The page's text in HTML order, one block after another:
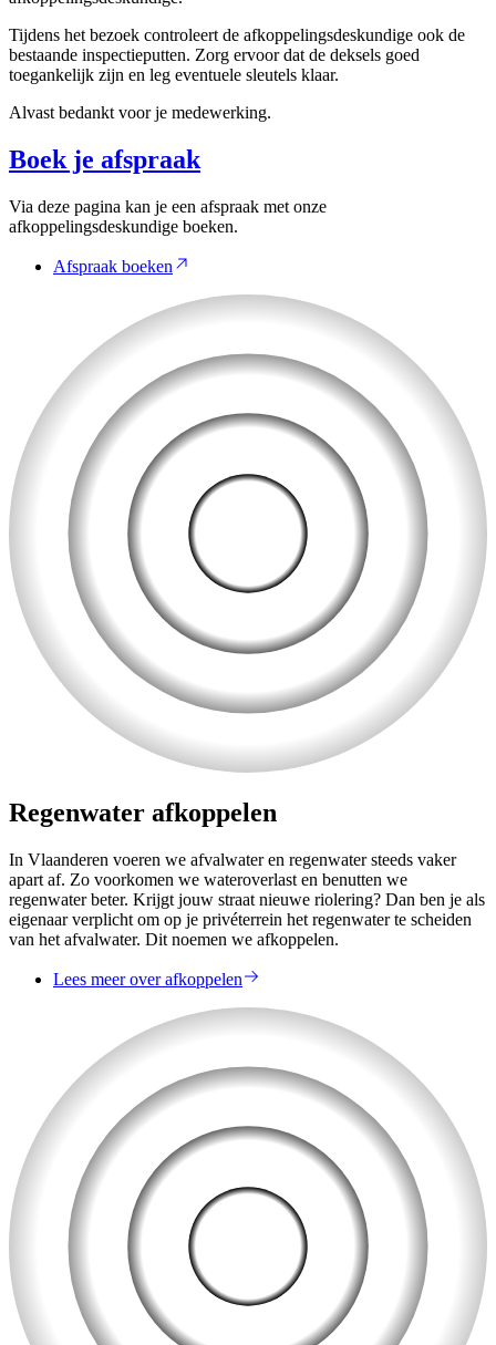
Tijdens het bezoek controleert de afkoppelingsdeskundige ook de
bestaande inspectieputten. Zorg ervoor dat de deksels goed
toegankelijk zijn en leg eventuele sleutels klaar.
Alvast bedankt voor je medewerking.
Boek je afspraak
Via deze pagina kan je een afspraak met onze
afkoppelingsdeskundige boeken.
Afspraak boeken
Regenwater afkoppelen
In Vlaanderen voeren we afvalwater en regenwater steeds vaker
apart af. Zo voorkomen we wateroverlast en benutten we
regenwater beter. Krijgt jouw straat nieuwe riolering? Dan ben je als
eigenaar verplicht om op je privéterrein het regenwater te scheiden
van het afvalwater. Dit noemen we afkoppelen.
Lees meer over afkoppelen